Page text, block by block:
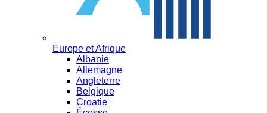
Europe et Afrique
Albanie
Allemagne
Angleterre
Belgique
Croatie